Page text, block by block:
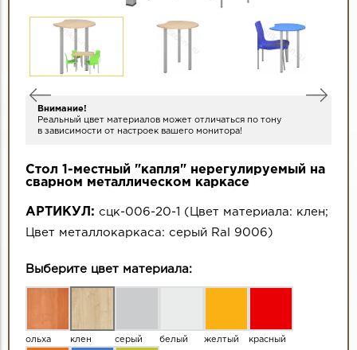
Внимание!
Реальный цвет материалов может отличаться по тону
в зависимости от настроек вашего монитора!
Стол 1-местный "капля" нерегулируемый на
сварном металлическом каркасе
АРТИКУЛ: сцк-006-20-1 ( Цвет материала: клен;
Цвет металлокаркаса: серый Ral 9006)
Выберите цвет материала:
ольха клен серый белый желтый красный